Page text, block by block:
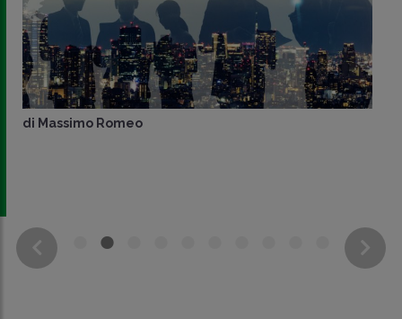
di Massimo Romeo